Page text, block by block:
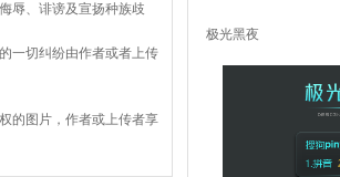
辱、诽谤及宣扬种族歧
一切纠纷由作者或者上传
的图片，作者或上传者享
极光黑夜